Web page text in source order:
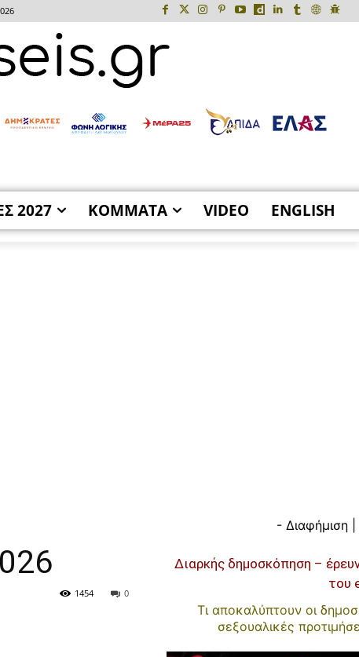
2027 ΚΟΜΜΑΤΑ VIDEO ENGLISH
0
1454
- Διαφήμιση
Διαρκής δημοσκόπηση –
του
Τι αποκαλύπτουν οι
σεξουαλικές